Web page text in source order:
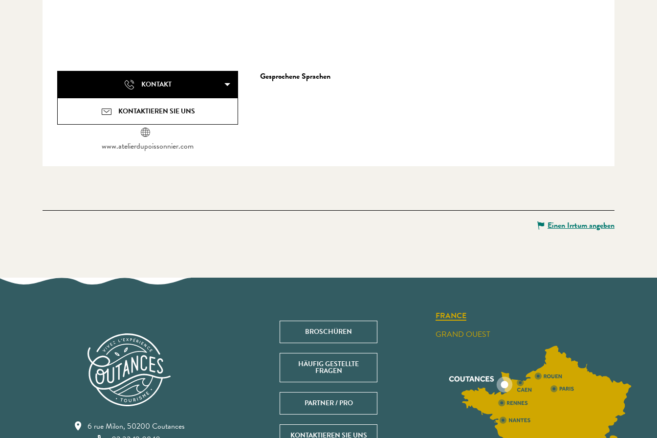
KONTAKT
KONTAKTIEREN SIE UNS
www.atelierdupoissonnier.com
Gesprochene Sprachen
Gesprochene Sprachen
Einen Irrtum angeben
6 rue Milon, 50200 Coutances
BROSCHÜREN
HÄUFIG GESTELLTE
FRAGEN
PARTNER / PRO
KONTAKTIEREN SIE UNS
FRANCE
GRAND OUEST